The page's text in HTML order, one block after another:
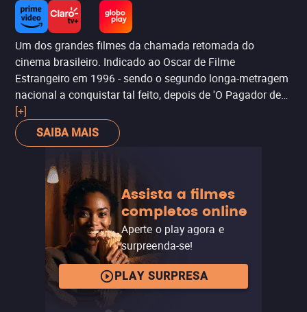
Um dos grandes filmes da chamada retomada do
cinema brasileiro. Indicado ao Oscar de Filme
Estrangeiro em 1996 - sendo o segundo longa-metragem
nacional a conquistar tal feito, depois de 'O Pagador de
Promessas', foi responsável por ajudar a repopularizar o
cinema brasileiro por aqui e no resto do mundo. Além
disso, a obra, baseada em fatos reais, retrata com
do século XIX para o XX, numa história cheia de
romance, amor, drama, traição e resiliência.
[+]
SAIBA MAIS
Assista a filmes
completos online
Aperte o play agora e
surpreenda-se!
PLAY SURPRESA